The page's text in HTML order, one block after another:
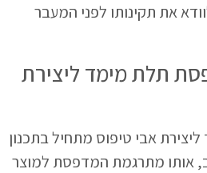
את תקינותו לפני המעבר
תלת מימד ליצירת
אבי טיפוס מתחיל בתכנון
אותו מתרגמת המדפסת למוצר